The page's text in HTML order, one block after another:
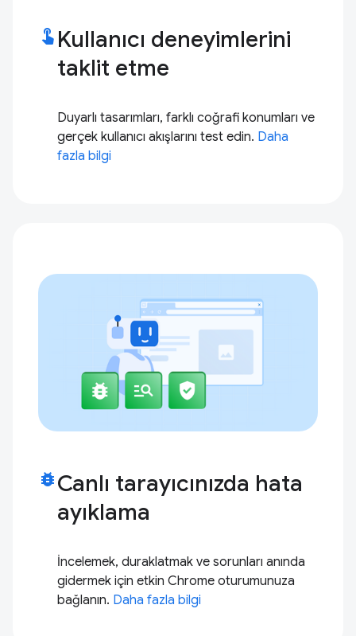
touch_app Kullanıcı deneyimlerini
taklit etme
Duyarlı tasarımları, farklı coğrafi konumları ve
gerçek kullanıcı akışlarını test edin. Daha
fazla bilgi
bug_report Canlı tarayıcınızda hata
ayıklama
İncelemek, duraklatmak ve sorunları anında
gidermek için etkin Chrome oturumunuza
bağlanın. Daha fazla bilgi